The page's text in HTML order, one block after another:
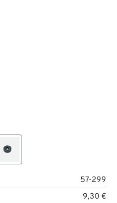
57-299
9,30 €